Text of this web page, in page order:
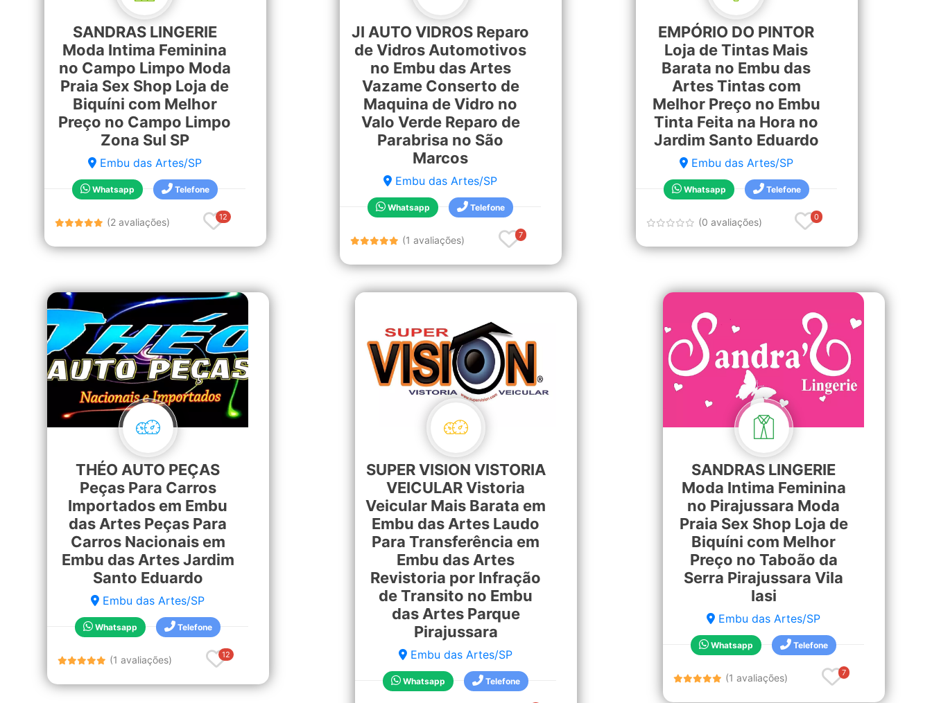
SANDRAS LINGERIE
Moda Intima Feminina
no Campo Limpo Moda
Praia Sex Shop Loja de
Biquíni com Melhor
Preço no Campo Limpo
Zona Sul SP
Embu das Artes/SP
Whatsapp Telefone
(2 avaliações) 12
JI AUTO VIDROS Reparo
de Vidros Automotivos
no Embu das Artes
Vazame Conserto de
Maquina de Vidro no
Valo Verde Reparo de
Parabrisa no São
Marcos
Embu das Artes/SP
Whatsapp Telefone
(1 avaliações) 7
EMPÓRIO DO PINTOR
Loja de Tintas Mais
Barata no Embu das
Artes Tintas com
Melhor Preço no Embu
Tinta Feita na Hora no
Jardim Santo Eduardo
Embu das Artes/SP
Whatsapp Telefone
(0 avaliações) 0
THÉO AUTO PEÇAS
Peças Para Carros
Importados em Embu
das Artes Peças Para
Carros Nacionais em
Embu das Artes Jardim
Santo Eduardo
Embu das Artes/SP
Whatsapp Telefone
(1 avaliações) 12
SUPER VISION VISTORIA
VEICULAR Vistoria
Veicular Mais Barata em
Embu das Artes Laudo
Para Transferência em
Embu das Artes
Revistoria por Infração
de Transito no Embu
das Artes Parque
Pirajussara
Embu das Artes/SP
Whatsapp Telefone
SANDRAS LINGERIE
Moda Intima Feminina
no Pirajussara Moda
Praia Sex Shop Loja de
Biquíni com Melhor
Preço no Taboão da
Serra Pirajussara Vila
Iasi
Embu das Artes/SP
Whatsapp Telefone
(1 avaliações) 7